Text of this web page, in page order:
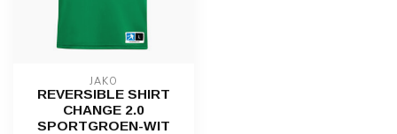
JAKO
REVERSIBLE SHIRT
CHANGE 2.0
SPORTGROEN-WIT